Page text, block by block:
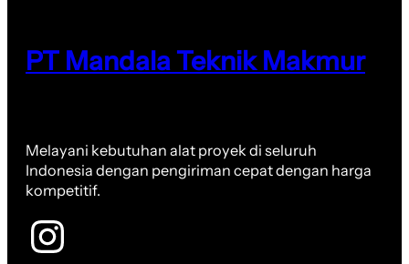
PT Mandala Teknik Makmur
Melayani kebutuhan alat proyek di seluruh
Indonesia dengan pengiriman cepat dengan harga
kompetitif.